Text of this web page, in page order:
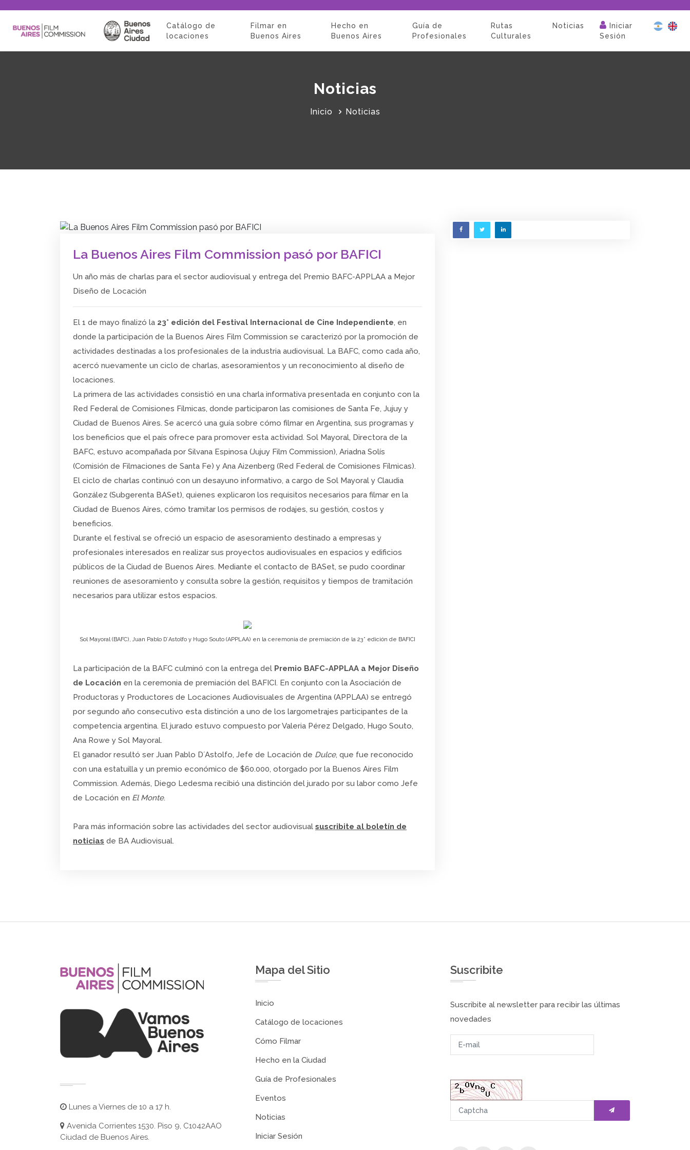
Catálogo de
locaciones
Filmar en
Buenos Aires
Hecho en
Buenos Aires
Guía de
Profesionales
Rutas
Culturales
Noticias
Iniciar
Sesión
Noticias
Inicio Noticias
La Buenos Aires Film Commission pasó por BAFICI
Un año más de charlas para el sector audiovisual y entrega del Premio BAFC-APPLAA a Mejor
Diseño de Locación
El 1 de mayo finalizó la 23° edición del Festival Internacional de Cine Independiente, en
donde la participación de la Buenos Aires Film Commission se caracterizó por la promoción de
actividades destinadas a los profesionales de la industria audiovisual. La BAFC, como cada año,
acercó nuevamente un ciclo de charlas, asesoramientos y un reconocimiento al diseño de
locaciones.
La primera de las actividades consistió en una charla informativa presentada en conjunto con la
Red Federal de Comisiones Fílmicas, donde participaron las comisiones de Santa Fe, Jujuy y
Ciudad de Buenos Aires. Se acercó una guía sobre cómo filmar en Argentina, sus programas y
los beneficios que el país ofrece para promover esta actividad. Sol Mayoral, Directora de la
BAFC, estuvo acompañada por Silvana Espinosa (Jujuy Film Commission), Ariadna Solís
(Comisión de Filmaciones de Santa Fe) y Ana Aizenberg (Red Federal de Comisiones Fílmicas).
El ciclo de charlas continuó con un desayuno informativo, a cargo de Sol Mayoral y Claudia
González (Subgerenta BASet), quienes explicaron los requisitos necesarios para filmar en la
Ciudad de Buenos Aires, cómo tramitar los permisos de rodajes, su gestión, costos y
beneficios.
Durante el festival se ofreció un espacio de asesoramiento destinado a empresas y
profesionales interesados en realizar sus proyectos audiovisuales en espacios y edificios
públicos de la Ciudad de Buenos Aires. Mediante el contacto de BASet, se pudo coordinar
reuniones de asesoramiento y consulta sobre la gestión, requisitos y tiempos de tramitación
necesarios para utilizar estos espacios.
Sol Mayoral (BAFC), Juan Pablo D´Astolfo y Hugo Souto (APPLAA) en la ceremonia de premiación de la 23° edición de BAFICI
La participación de la BAFC culminó con la entrega del Premio BAFC-APPLAA a Mejor Diseño
de Locación en la ceremonia de premiación del BAFICI. En conjunto con la Asociación de
Productoras y Productores de Locaciones Audiovisuales de Argentina (APPLAA) se entregó
por segundo año consecutivo esta distinción a uno de los largometrajes participantes de la
competencia argentina. El jurado estuvo compuesto por Valeria Pérez Delgado, Hugo Souto,
Ana Rowe y Sol Mayoral.
El ganador resultó ser Juan Pablo D´Astolfo, Jefe de Locación de Dulce, que fue reconocido
con una estatuilla y un premio económico de $60.000, otorgado por la Buenos Aires Film
Commission. Además, Diego Ledesma recibió una distinción del jurado por su labor como Jefe
de Locación en El Monte.
Para más información sobre las actividades del sector audiovisual suscribite al boletín de
noticias de BA Audiovisual.
Lunes a Viernes de 10 a 17 h.
Avenida Corrientes 1530. Piso 9, C1042AAO
Ciudad de Buenos Aires.
Mapa del Sitio
Inicio
Catálogo de locaciones
Cómo Filmar
Hecho en la Ciudad
Guía de Profesionales
Eventos
Noticias
Iniciar Sesión
Suscribite
Suscribite al newsletter para recibir las últimas
novedades